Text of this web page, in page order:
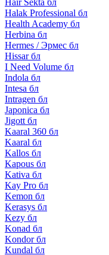
Hair Sekta бл
Halak Professional бл
Health Academy бл
Herbina бл
Hermes / Эрмес бл
Hissar бл
I Need Volume бл
Indola бл
Intesa бл
Intragen бл
Japonica бл
Jigott бл
Kaaral 360 бл
Kaaral бл
Kallos бл
Kapous бл
Kativa бл
Kay Pro бл
Kemon бл
Kerasys бл
Kezy бл
Konad бл
Kondor бл
Kundal бл